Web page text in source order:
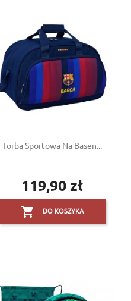
Torba Sportowa Na Basen...
Cena
119,90 zł
 DO KOSZYKA